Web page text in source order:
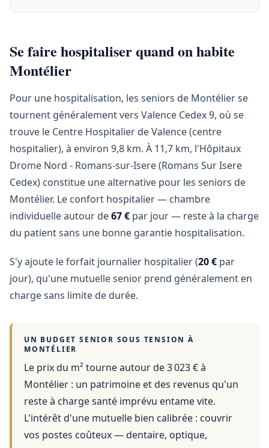
Se faire hospitaliser quand on habite
Montélier
Pour une hospitalisation, les seniors de Montélier se
tournent généralement vers Valence Cedex 9, où se
trouve le Centre Hospitalier de Valence (centre
hospitalier), à environ 9,8 km. À 11,7 km, l'Hôpitaux
Drome Nord - Romans-sur-Isere (Romans Sur Isere
Cedex) constitue une alternative pour les seniors de
Montélier. Le confort hospitalier — chambre
individuelle autour de67 € par jour — reste à la charge
du patient sans une bonne garantie hospitalisation.
S'y ajoute le forfait journalier hospitalier (20 € par
jour), qu'une mutuelle senior prend généralement en
charge sans limite de durée.
UN BUDGET SENIOR SOUS TENSION À
MONTÉLIER
Le prix du m² tourne autour de 3 023 €à
Montélier : un patrimoine et des revenus qu'un
reste à charge santé imprévu entame vite.
L'intérêt d'une mutuelle bien calibrée : couvrir
vos postes coûteux — dentaire, optique,